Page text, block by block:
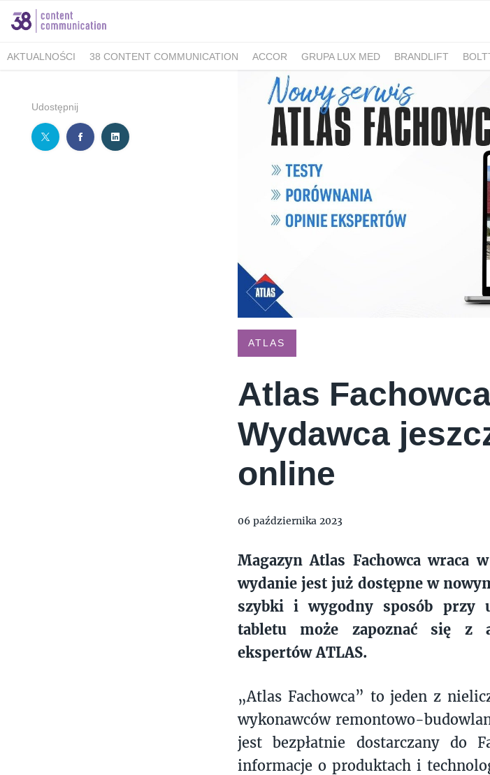
AKTUALNOŚCI 38 CONTENT COMMUNICATION ACCOR GRUPA LUX MED BRANDLIFT
FELLOWMIND
WALKING KORZENIOWSKI
GRUPA WHIRLPOOL KIDS&CO. PIZZAPORTAL.PL
BERIMAL
ACCOR MARKETPLACE KRAKÓW TUTORE POLAND ROMET SANOFI KRAJOWA
MEDICOVER SENIOR
MEDICOVER STOMATOLOGIA PUCKIE HOSPICJUM TERAPIA
DR.BACTY
SANDRA JASMEEN ALKEMIE
ENERGIA POLSKA ZADBANO POKONAJ ZAĆMĘ, POPRAW
ŁÓDŹ
FORUM 76
ESTE SYNERGY HUMAN ANSWER
Udostępnij
ATLAS
Atlas
Wydawca
online
06 października 2023
Magazyn Atlas Fachowca wraca
wydanie jest już dostępne w
szybki i wygodny sposób przy
tabletu może zapoznać się z
ekspertów ATLAS.
„Atlas Fachowca” to jeden z
wykonawców remontowo-
jest bezpłatnie dostarczany do
informacje o produktach i